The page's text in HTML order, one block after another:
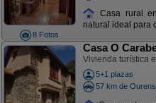
8 Fotos
Casa rural
natural ideal para
Casa O
Vivienda turística
5+1 plazas
57 km de